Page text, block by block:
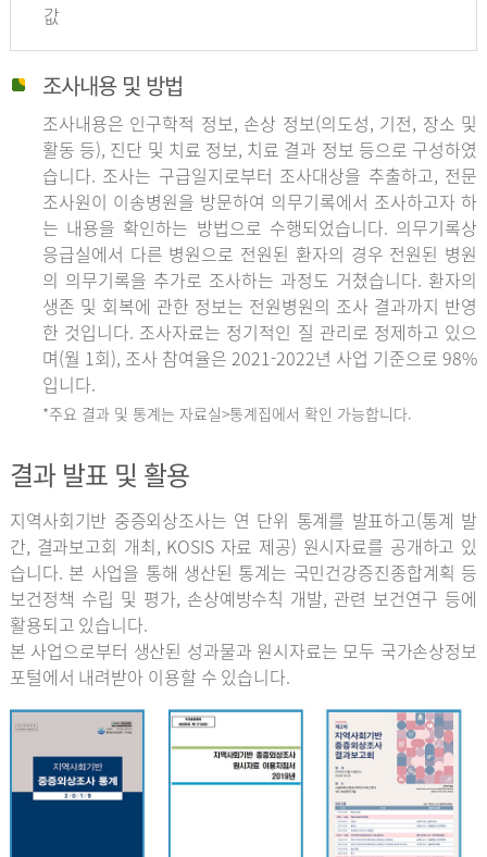
값
조사내용 및 방법
조사내용은 인구학적 정보, 손상 정보(의도성, 기전, 장소 및
활동 등), 진단 및 치료 정보, 치료 결과 정보 등으로 구성하였
습니다. 조사는 구급일지로부터 조사대상을 추출하고, 전문
조사원이 이송병원을 방문하여 의무기록에서 조사하고자 하
는 내용을 확인하는 방법으로 수행되었습니다. 의무기록상
응급실에서 다른 병원으로 전원된 환자의 경우 전원된 병원
의 의무기록을 추가로 조사하는 과정도 거쳤습니다. 환자의
생존 및 회복에 관한 정보는 전원병원의 조사 결과까지 반영
한 것입니다. 조사자료는 정기적인 질 관리로 정제하고 있으
며(월 1회), 조사 참여율은 2021-2022년 사업 기준으로 98%
입니다.
*주요 결과 및 통계는 자료실>통계집에서 확인 가능합니다.
결과 발표 및 활용
지역사회기반 중증외상조사는 연 단위 통계를 발표하고(통계 발
간, 결과보고회 개최, KOSIS 자료 제공) 원시자료를 공개하고 있
습니다. 본 사업을 통해 생산된 통계는 국민건강증진종합계획 등
보건정책 수립 및 평가, 손상예방수칙 개발, 관련 보건연구 등에
활용되고 있습니다.
본 사업으로부터 생산된 성과물과 원시자료는 모두 국가손상정보
포털에서 내려받아 이용할 수 있습니다.